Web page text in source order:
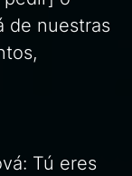
de nuestras
Tú eres